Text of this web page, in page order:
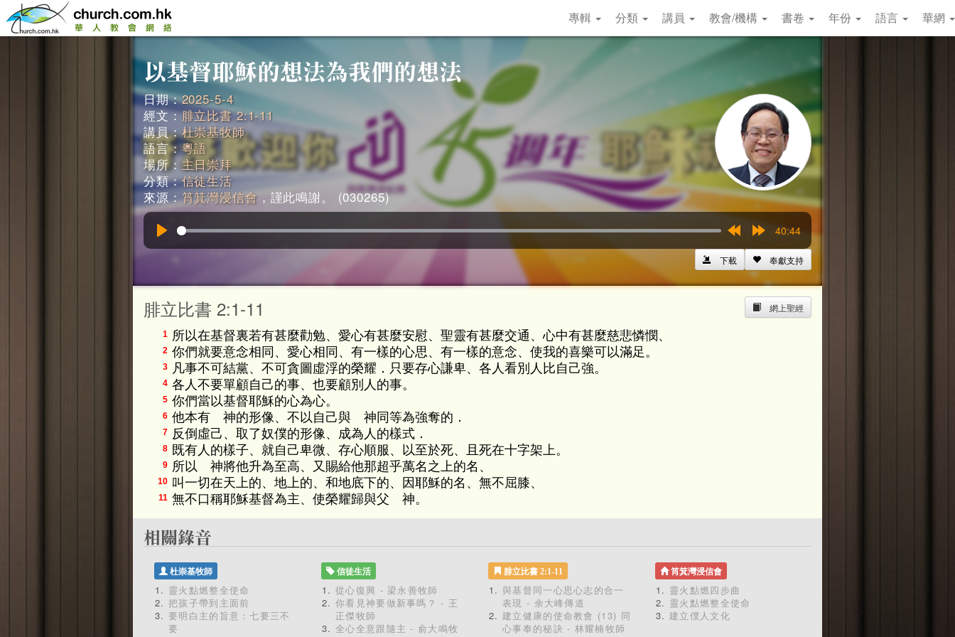
專輯 分類 講員 教會/機構 書卷 年份 語言 華網
日期：2025-5-4
經文：腓立比書 2:1-11
講員：杜崇基牧師
語言：粵語
場所： 主日崇拜
分類：信徒生活
來源：筲箕灣浸信會 ，謹此鳴謝。 (030265)
15s
15s
40:44
奉獻支持
下載
網上聖經
腓立比書 2:1-11
1 所以在基督裏若有甚麼勸勉、愛心有甚麼安慰、聖靈有甚麼交通、心中有甚麼慈悲憐憫、
2 你們就要意念相同、愛心相同、有一樣的心思、有一樣的意念、使我的喜樂可以滿足。
3 凡事不可結黨、不可貪圖虛浮的榮耀．只要存心謙卑、各人看別人比自己強。
4 各人不要單顧自己的事、也要顧別人的事。
5 你們當以基督耶穌的心為心。
6 他本有 神的形像、不以自己與 神同等為強奪的．
7 反倒虛己、取了奴僕的形像、成為人的樣式．
8 既有人的樣子、就自己卑微、存心順服、以至於死、且死在十字架上。
9 所以 神將他升為至高、又賜給他那超乎萬名之上的名、
10 叫一切在天上的、地上的、和地底下的、因耶穌的名、無不屈膝、
11 無不口稱耶穌基督為主、使榮耀歸與父 神。
杜崇基牧師
靈火點燃整全使命
把孩子帶到主面前
要明白主的旨意：七要三不
要
信徒生活
從心復興 - 梁永善牧師
你看見神要做新事嗎？ - 王
正傑牧師
全心全意跟隨主 - 俞大鳴牧
腓立比書 2:1-11
與基督同一心思心志的合一
表現 - 余大峰傳道
建立健康的使命教會 (13) 同
心事奉的秘訣 - 林耀楠牧師
筲箕灣浸信會
靈火點燃四步曲
靈火點燃整全使命
建立僕人文化